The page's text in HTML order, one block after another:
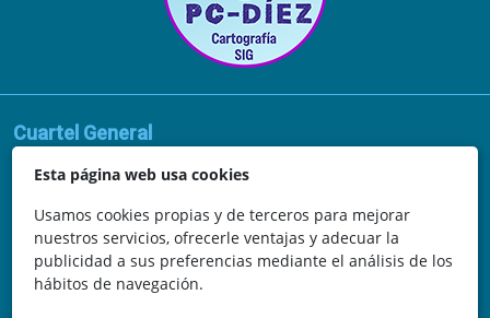
Esta página web usa cookies
Usamos cookies propias y de terceros para mejorar
nuestros servicios, ofrecerle ventajas y adecuar la
publicidad a sus preferencias mediante el análisis de los
hábitos de navegación.
Cuartel General
Avda. de la Vega, 62
N.I.F.: 44252675-P
Belicena, Granada
España